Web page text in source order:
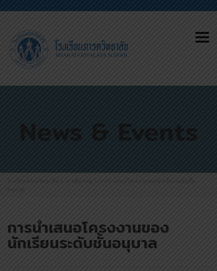
News & Events
โรงเรียนภารตวิทยาลัย > ภาพกิจกรรม >
การนำเสนอโครงงานของนักเรียนระดับชั้น
อนุบาล
การนำเสนอโครงงานของ
นักเรียนระดับชั้นอนุบาล